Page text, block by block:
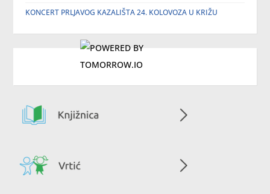
KONCERT PRLJAVOG KAZALIŠTA 24. KOLOVOZA U KRIŽU